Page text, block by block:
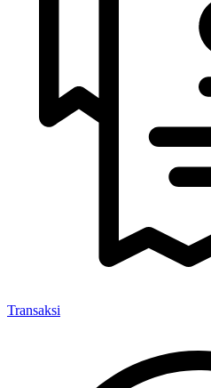
Transaksi